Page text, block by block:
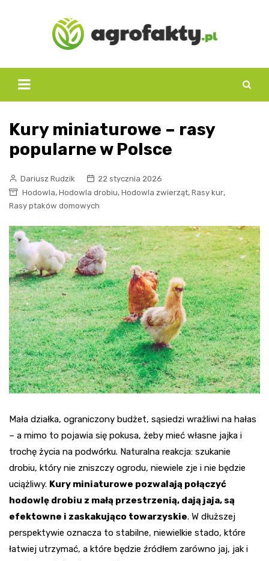
Kury miniaturowe – rasy
popularne w Polsce
Dariusz Rudzik
22 stycznia 2026
Hodowla, Hodowla drobiu, Hodowla zwierząt, Rasy kur,
Rasy ptaków domowych
Mała działka, ograniczony budżet, sąsiedzi wrażliwi na hałas
– a mimo to pojawia się pokusa, żeby mieć własne jajka i
trochę życia na podwórku. Naturalna reakcja: szukanie
drobiu, który nie zniszczy ogrodu, niewiele zje i nie będzie
uciążliwy. Kury miniaturowe pozwalają połączyć
hodowlę drobiu z małą przestrzenią, dają jaja, są
efektowne i zaskakująco towarzyskie. W dłuższej
perspektywie oznacza to stabilne, niewielkie stado, które
łatwiej utrzymać, a które będzie źródłem zarówno jaj, jak i